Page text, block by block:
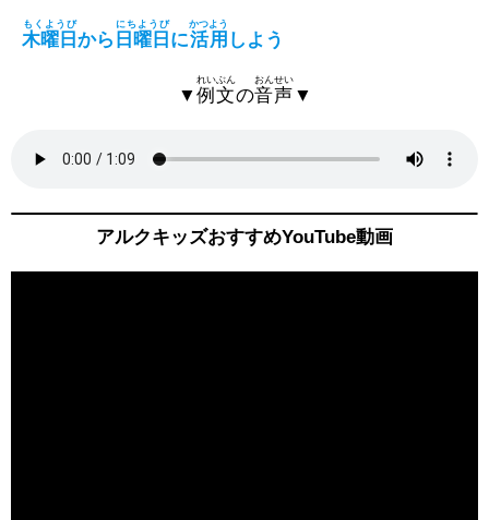
木曜日
もくようび
から 日曜日
にちようび
に活用
かつよう
しよう
▼例文
れいぶん
の音声
おんせい
▼
アルクキッズおすすめYouTube動画